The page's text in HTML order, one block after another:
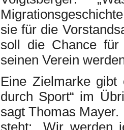
sie für die
soll die Chance
seinen Verein
Eine Zielmarke gibt
durch Sport“ im
sagt Thomas
steht: „Wir werden